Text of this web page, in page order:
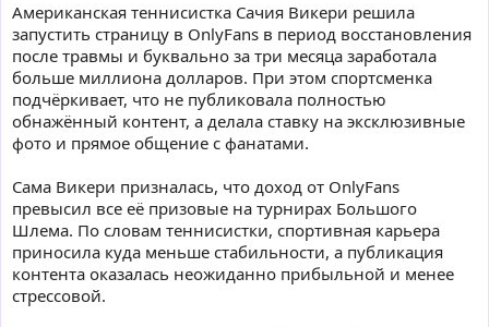
Американская теннисистка Сачия Викери решила
запустить страницу в OnlyFans в период восстановления
после травмы и буквально за три месяца заработала
больше миллиона долларов. При этом спортсменка
подчёркивает, что не публиковала полностью
обнажённый контент, а делала ставку на эксклюзивные
фото и прямое общение с фанатами.
Сама Викери призналась, что доход от OnlyFans
превысил все её призовые на турнирах Большого
Шлема. По словам теннисистки, спортивная карьера
приносила куда меньше стабильности, а публикация
контента оказалась неожиданно прибыльной и менее
стрессовой.